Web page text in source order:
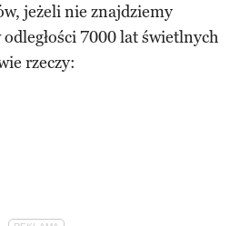
jeżeli nie znajdziemy
7000 lat świetlnych
rzeczy: